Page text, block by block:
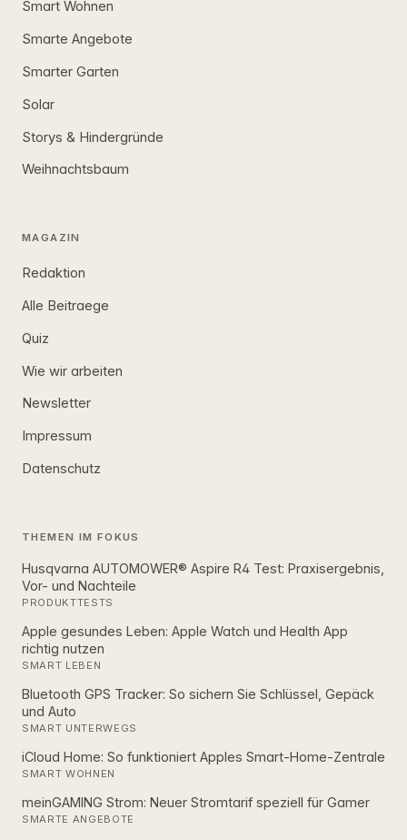
Smart Wohnen
Smarte Angebote
Smarter Garten
Solar
Storys & Hindergründe
Weihnachtsbaum
MAGAZIN
Redaktion
Alle Beitraege
Quiz
Wie wir arbeiten
Newsletter
Impressum
Datenschutz
THEMEN IM FOKUS
Husqvarna AUTOMOWER® Aspire R4 Test: Praxisergebnis,
Vor- und Nachteile
PRODUKTTESTS
Apple gesundes Leben: Apple Watch und Health App
richtig nutzen
SMART LEBEN
Bluetooth GPS Tracker: So sichern Sie Schlüssel, Gepäck
und Auto
SMART UNTERWEGS
iCloud Home: So funktioniert Apples Smart‑Home‑Zentrale
SMART WOHNEN
meinGAMING Strom: Neuer Stromtarif speziell für Gamer
SMARTE ANGEBOTE